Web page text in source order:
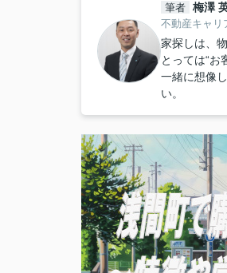
筆者 梅澤
不動産キャリ
家探しは、
とっては“お
一緒に想像
い。